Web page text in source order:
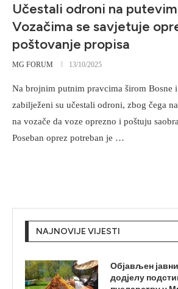
Učestali odroni na
Vozačima se savjetuje
poštovanje propisa
MG FORUM 13/10/2025
Na brojnim putnim pravcima širom Bosne
zabilježeni su učestali odroni, zbog čega
na vozače da voze oprezno i poštuju
Poseban oprez potreban je …
NAJNOVIJE VIJESTI
Објављен
додјелу